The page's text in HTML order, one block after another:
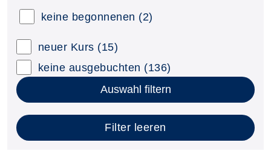
keine begonnenen (2)
neuer Kurs (15)
keine ausgebuchten (136)
Auswahl filtern
Filter leeren